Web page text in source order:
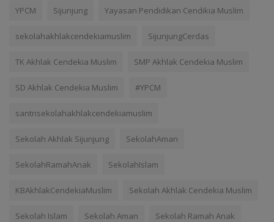
YPCM Sijunjung Yayasan Pendidikan Cendikia Muslim
sekolahakhlakcendekiamuslim SijunjungCerdas
TK Akhlak Cendekia Muslim SMP Akhlak Cendekia Muslim
SD Akhlak Cendekia Muslim #YPCM
santrisekolahakhlakcendekiamuslim
Sekolah Akhlak Sijunjung SekolahAman
SekolahRamahAnak SekolahIslam
KBAkhlakCendekiaMuslim Sekolah Akhlak Cendekia Muslim
Sekolah Islam Sekolah Aman Sekolah Ramah Anak